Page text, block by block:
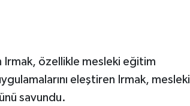
Irmak, özellikle mesleki eğitim
eleştiren Irmak, mesleki
savundu.